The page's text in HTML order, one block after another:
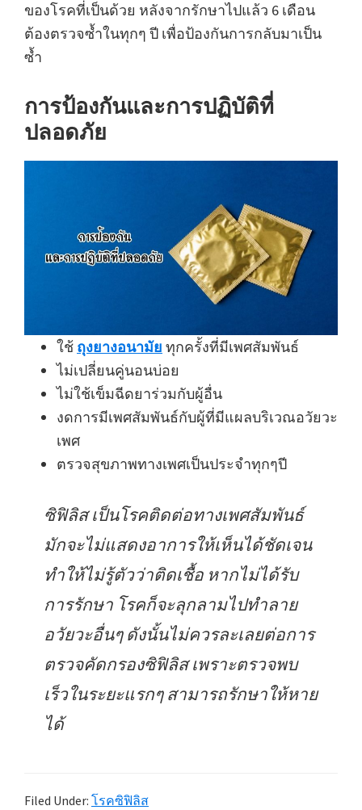
ของโรคที่เป็นด้วย หลังจากรักษาไปแล้ว 6 เดือน
ต้องตรวจซ้ำในทุกๆ ปี เพื่อป้องกันการกลับมาเป็น
ซ้ำ
การป้องกันและการปฏิบัติที่
ปลอดภัย
ใช้ ถุงยางอนามัย ทุกครั้งที่มีเพศสัมพันธ์
ไม่เปลี่ยนคู่นอนบ่อย
ไม่ใช้เข็มฉีดยาร่วมกับผู้อื่น
งดการมีเพศสัมพันธ์กับผู้ที่มีแผลบริเวณอวัยวะ
เพศ
ตรวจสุขภาพทางเพศเป็นประจำทุกๆปี
ซิฟิลิส เป็นโรคติดต่อทางเพศสัมพันธ์
มักจะไม่แสดงอาการให้เห็นได้ชัดเจน
ทำให้ไม่รู้ตัวว่าติดเชื้อ หากไม่ได้รับ
การรักษา โรคก็จะลุกลามไปทำลาย
อวัยวะอื่นๆ ดังนั้นไม่ควรละเลยต่อการ
ตรวจคัดกรองซิฟิลิส เพราะตรวจพบ
เร็วในระยะแรกๆ สามารถรักษาให้หาย
ได้
Filed Under: โรคซิฟิลิส